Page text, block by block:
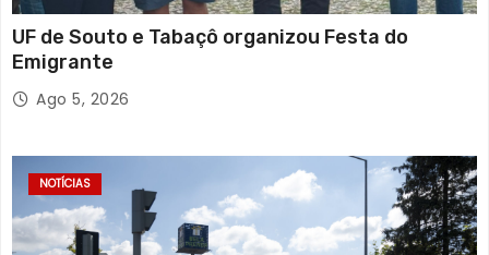
UF de Souto e Tabaçô organizou Festa do
Emigrante
Ago 5, 2026
NOTÍCIAS